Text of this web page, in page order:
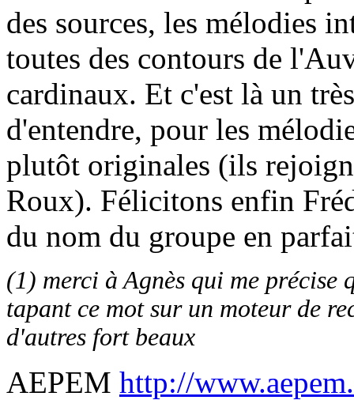
des sources, les mélodies
toutes des contours de
cardinaux. Et c'est là un
d'entendre, pour les
plutôt originales (ils
Roux). Félicitons enfin
du nom du groupe en
(1) merci à Agnès qui me précise
tapant ce mot sur un moteur de
d'autres fort beaux
AEPEM http://